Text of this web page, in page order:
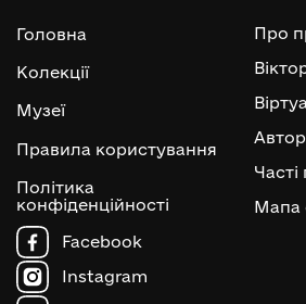
Головна
Колекції
Музеї
Правила користування
Політика
конфіденційності
Про
Мапа
Facebook
Instagram